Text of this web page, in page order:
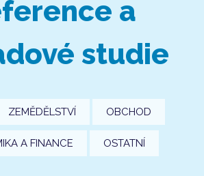
a
studie
ZEMĚDĚLSTVÍ OBCHOD
A FINANCE OSTATNÍ